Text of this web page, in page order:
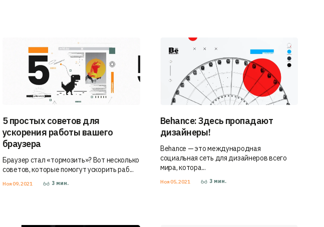
5 простых советов для
ускорения работы вашего
браузера
Браузер стал «тормозить»? Вот несколько
советов, которые помогут ускорить раб...
Ноя 09, 2021 3 мин.
Behance: Здесь пропадают
дизайнеры!
Behance — это международная
социальная сеть для дизайнеров всего
мира, котора...
Ноя 05, 2021 3 мин.